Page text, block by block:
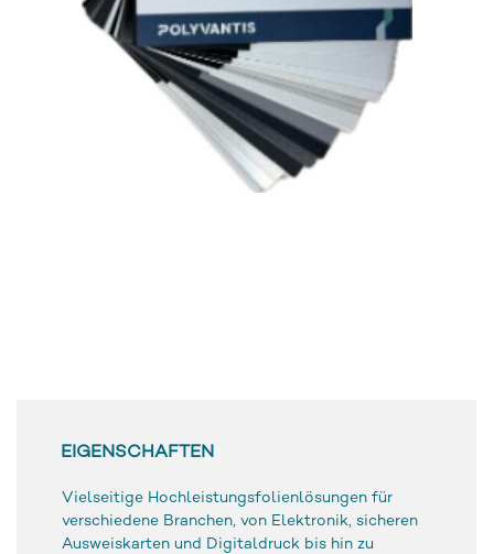
EIGENSCHAFTEN
Vielseitige Hochleistungsfolienlösungen für
verschiedene Branchen, von Elektronik, sicheren
Ausweiskarten und Digitaldruck bis hin zu